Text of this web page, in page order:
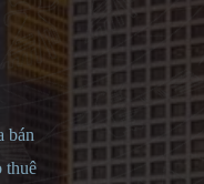
bán
thuê